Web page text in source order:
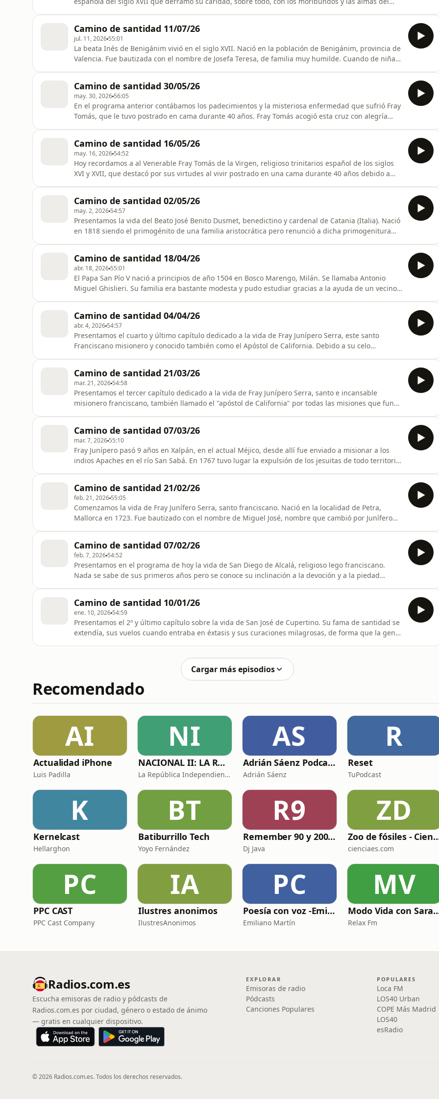
Camino de santidad 11/07/26
jul. 11, 2026 55:01
La beata Inés de Benigánim vivió en el siglo XVII. Nació en la población de Benigánim, provincia de
Valencia. Fue bautizada con el nombre de Josefa Teresa, de familia muy humilde. Cuando de niña
pero en esp
Camino de santidad 30/05/26
may. 30, 2026 56:05
En el programa anterior contábamos los padecimientos y la misteriosa enfermedad que sufrió Fray
Tomás, que le tuvo postrado en cama durante 40 años. Fray Tomás acogió esta cruz con alegría
fuera de Esp
Camino de santidad 16/05/26
may. 16, 2026 54:52
Hoy recordamos a al Venerable Fray Tomás de la Virgen, religioso trinitarios español de los siglos
XVI y XVII, que destacó por sus virtudes al vivir postrado en una cama durante 40 años debido a
Camino de santidad 02/05/26
may. 2, 2026 54:57
Presentamos la vida del Beato José Benito Dusmet, benedictino y cardenal de Catania (Italia). Nació
en 1818 siendo el primogénito de una familia aristocrática pero renunció a dicha primogenitura
una dispensa del Pa
Camino de santidad 18/04/26
abr. 18, 2026 55:01
El Papa San Pío V nació a principios de año 1504 en Bosco Marengo, Milán. Se llamaba Antonio
Miguel Ghislieri. Su familia era bastante modesta y pudo estudiar gracias a la ayuda de un vecino
nombrado inquisidor
Camino de santidad 04/04/26
abr. 4, 2026 54:57
Presentamos el cuarto y último capítulo dedicado a la vida de Fray Junípero Serra, este santo
Franciscano misionero y conocido también como el Apóstol de California. Debido a su celo
Diego etc. Estando ya con l
Camino de santidad 21/03/26
mar. 21, 2026 54:58
Presentamos el tercer capítulo dedicado a la vida de Fray Junípero Serra, santo e incansable
misionero franciscano, también llamado el "apóstol de California" por todas las misiones que fundó
emplazamien
Camino de santidad 07/03/26
mar. 7, 2026 55:10
Fray Junípero pasó 9 años en Xalpán, en el actual Méjico, desde allí fue enviado a misionar a los
indios Apaches en el río San Sabá. En 1767 tuvo lugar la expulsión de los jesuitas de todo territorio
Camino de santidad 21/02/26
feb. 21, 2026 55:05
Comenzamos la vida de Fray Junífero Serra, santo franciscano. Nació en la localidad de Petra,
Mallorca en 1723. Fue bautizado con el nombre de Miguel José, nombre que cambió por Junífero
América acompañado por otr
Camino de santidad 07/02/26
feb. 7, 2026 54:52
Presentamos en el programa de hoy la vida de San Diego de Alcalá, religioso lego franciscano.
Nada se sabe de sus primeros años pero se conoce su inclinación a la devoción y a la piedad
el hábito franciscano herm
Camino de santidad 10/01/26
ene. 10, 2026 54:59
Presentamos el 2º y último capítulo sobre la vida de San José de Cupertino. Su fama de santidad se
extendía, sus vuelos cuando entraba en éxtasis y sus curaciones milagrosas, de forma que la gente
Cargar más episodios
Recomendado
AI
Actualidad iPhone
Luis Padilla
NI
NACIONAL II: LA RUTA DEL EXILIO
La República Independiente de la Radio
AS
Adrián Sáenz Podcast
Adrián Sáenz
R
Reset
TuPodcast
K
Kernelcast
Hellarghon
BT
Batiburrillo Tech
Yoyo Fernández
R9
Remember 90 y 2000 en PLAY WITH ME by Dj Java
Dj Java
ZD
Zoo de fósiles -
cienciaes.com
PC
PPC CAST
PPC Cast Company
IA
Ilustres anonimos
IlustresAnonimos
PC
Poesía con voz -Emiliano Martín- Podcasts
Emiliano Martín
MV
Modo Vida con
Relax Fm
Radios.com.es
Escucha emisoras de radio y pódcasts de
Radios.com.es por ciudad, género o estado de ánimo
— gratis en cualquier dispositivo.
EXPLORAR
Emisoras de radio
Pódcasts
Canciones Populares
POPULARES
Loca FM
LOS40 Urban
COPE Más Madrid
LOS40
esRadio
© 2026 Radios.com.es. Todos los derechos reservados.